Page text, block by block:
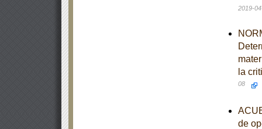
2019-
la
08
de